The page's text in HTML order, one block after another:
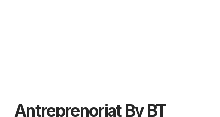
Antreprenoriat By BT